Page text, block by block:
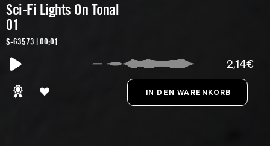
Sci-Fi Lights On Tonal
01
S-63573 | 00:01
2,14€